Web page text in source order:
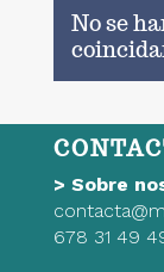
No se
> Sobre
678 31 49